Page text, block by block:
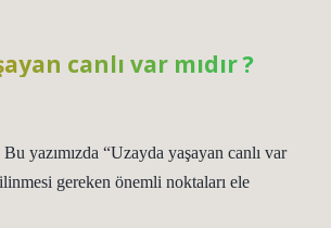
canlı var mıdır ?
yazımızda “Uzayda yaşayan canlı var
gereken önemli noktaları ele